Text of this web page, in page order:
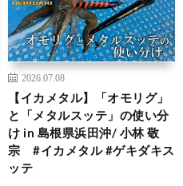
2026.07.08
【イカメタル】「オモリグ」
と「メタルスッテ」の使い分
け in 島根県浜田沖/ 小林 敬
宗 #イカメタル #ゲキダキス
ッテ